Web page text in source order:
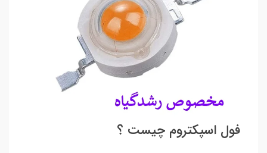
فول اسپکتروم چیست ؟